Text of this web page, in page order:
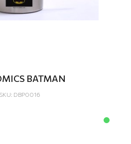
BATMAN
SKU: DBP0016